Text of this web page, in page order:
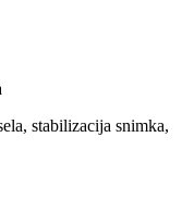
stabilizacija snimka,